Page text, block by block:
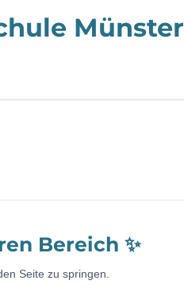
Münster
Bereich ✨
Seite zu springen.